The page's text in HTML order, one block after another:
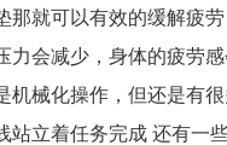
那就可以有效的缓解疲
力会减少，身体的疲劳
机械化操作，但还是有
立着任务完成 还有一